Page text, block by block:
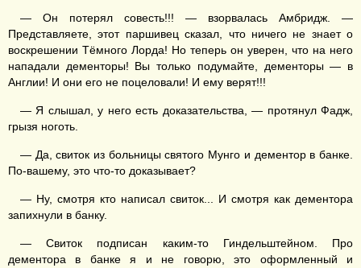
— Он потерял совесть!!! — взорвалась Амбридж. —
Представляете, этот паршивец сказал, что ничего не знает о
воскрешении Тёмного Лорда! Но теперь он уверен, что на него
нападали дементоры! Вы только подумайте, дементоры — в
Англии! И они его не поцеловали! И ему верят!!!
— Я слышал, у него есть доказательства, — протянул Фадж,
грызя ноготь.
— Да, свиток из больницы святого Мунго и дементор в банке.
По-вашему, это что-то доказывает?
— Ну, смотря кто написал свиток... И смотря как дементора
запихнули в банку.
— Свиток подписан каким-то Гиндельштейном. Про
дементора в банке я и не говорю, это оформленный и